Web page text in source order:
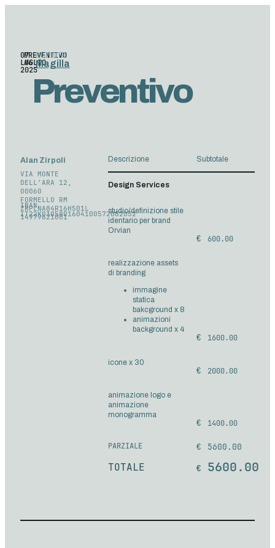
07
LUGLIO
2025
PREVENTIVO
#6
Preventivo
CLIENTE
Magilla
Alan Zirpoli
VIA MONTE
DELL'ARA 12,
00060
FORMELLO RM
ZRPLNA84R16H501L
14979621001
Descrizione Subtotale
Design Services
studio/definizione stile
identario per brand
Orvian
600.00
realizzazione assets
di branding
immagine
statica
bakcground x 8
animazioni
background x 4
1600.00
icone x 30
2000.00
animazione logo e
animazione
monogramma
1400.00
PARZIALE 5600.00
TOTALE 5600.00
IBAN
IT22K0305801604100572082032